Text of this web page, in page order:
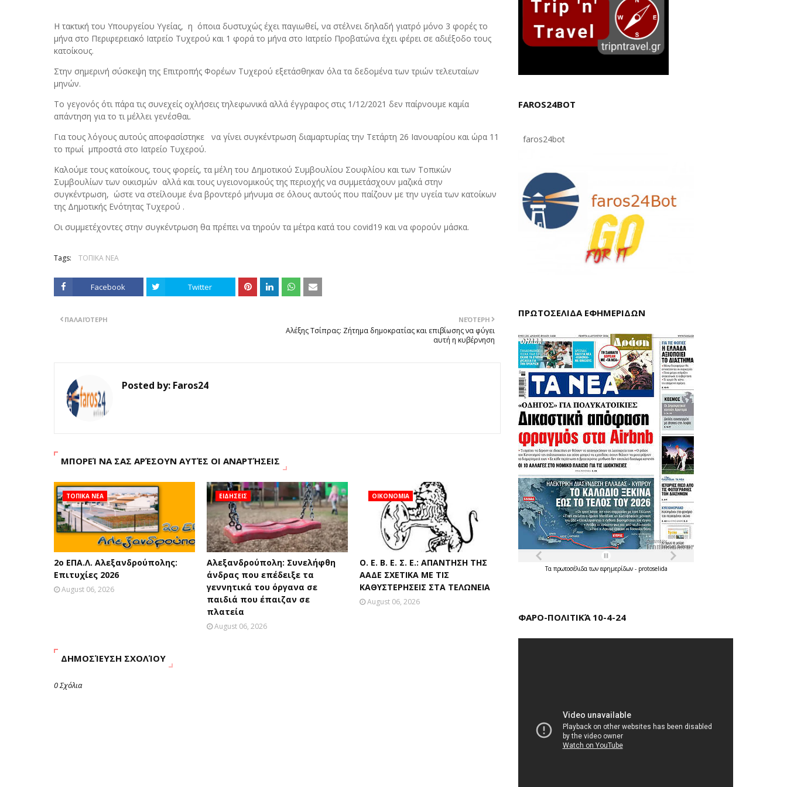
Η τακτική του Υπουργείου Υγείας, η όποια δυστυχώς έχει παγιωθεί, να στέλνει δηλαδή γιατρό μόνο 3 φορές το
μήνα στο Περιφερειακό Ιατρείο Τυχερού και 1 φορά το μήνα στο Ιατρείο Προβατώνα έχει φέρει σε αδιέξοδο τους
κατοίκους.
Στην σημερινή σύσκεψη της Επιτροπής Φορέων Τυχερού εξετάσθηκαν όλα τα δεδομένα των τριών τελευταίων
μηνών.
Το γεγονός ότι πάρα τις συνεχείς οχλήσεις τηλεφωνικά αλλά έγγραφος στις 1/12/2021 δεν παίρνουμε καμία
απάντηση για το τι μέλλει γενέσθαι.
Για τους λόγους αυτούς αποφασίστηκε να γίνει συγκέντρωση διαμαρτυρίας την Τετάρτη 26 Ιανουαρίου και ώρα 11
το πρωί μπροστά στο Ιατρείο Τυχερού.
Καλούμε τους κατοίκους, τους φορείς, τα μέλη του Δημοτικού Συμβουλίου Σουφλίου και των Τοπικών
Συμβουλίων των οικισμών αλλά και τους υγειονομικούς της περιοχής να συμμετάσχουν μαζικά στην
συγκέντρωση, ώστε να στείλουμε ένα βροντερό μήνυμα σε όλους αυτούς που παίζουν με την υγεία των κατοίκων
της Δημοτικής Ενότητας Τυχερού .
Οι συμμετέχοντες στην συγκέντρωση θα πρέπει να τηρούν τα μέτρα κατά του covid19 και να φορούν μάσκα.
Tags: ΤΟΠΙΚΑ ΝΕΑ
Facebook Twitter
ΝΕΌΤΕΡΗ
Αλέξης Τσίπρας: Ζήτημα δημοκρατίας και επιβίωσης να φύγει
αυτή η κυβέρνηση
ΠΑΛΑΙΌΤΕΡΗ
Posted by: Faros24
ΜΠΟΡΕΊ ΝΑ ΣΑΣ ΑΡΈΣΟΥΝ ΑΥΤΈΣ ΟΙ ΑΝΑΡΤΉΣΕΙΣ
ΤΟΠΙΚΑ ΝΕΑ
2ο ΕΠΑ.Λ. Αλεξανδρούπολης:
Επιτυχίες 2026
August 06, 2026
ΕΙΔΗΣΕΙΣ
Αλεξανδρούπολη: Συνελήφθη
άνδρας που επέδειξε τα
γεννητικά του όργανα σε
παιδιά που έπαιζαν σε
πλατεία
August 06, 2026
ΟΙΚΟΝΟΜΙΑ
Ο. Ε. Β. Ε. Σ. Ε.: ΑΠΑΝΤΗΣΗ ΤΗΣ
ΑΑΔΕ ΣΧΕΤΙΚΑ ΜΕ ΤΙΣ
ΚΑΘΥΣΤΕΡΗΣΕΙΣ ΣΤΑ ΤΕΛΩΝΕΙΑ
August 06, 2026
ΔΗΜΟΣΊΕΥΣΗ ΣΧΟΛΊΟΥ
0 Σχόλια
FAROS24BOT
faros24bot
ΠΡΩΤΟΣΕΛΙΔΑ ΕΦΗΜΕΡΙΔΩΝ
Τα πρωτοσέλιδατων εφημερίδων - protoselida
ΦΑΡΟ-ΠΟΛΙΤΙΚΆ 10-4-24